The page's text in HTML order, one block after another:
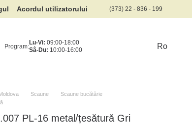
Acordul utilizatorului (373) 22 - 836 - 199
Program:
Lu-Vi: 09:00-18:00
Sâ-Du: 10:00-16:00 Ro
Scaune
Scaune bucătărie
PL-16 metal/țesătură Gri